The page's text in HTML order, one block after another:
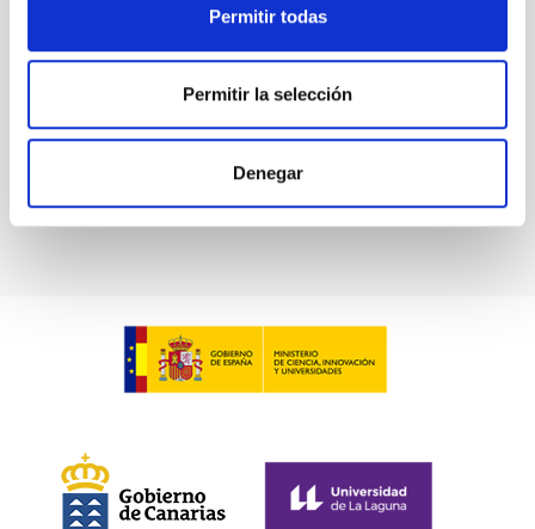
Permitir todas
Permitir la selección
Denegar
Nebulosa Fantasma de Júpiter (NGC 3242) - TTT3